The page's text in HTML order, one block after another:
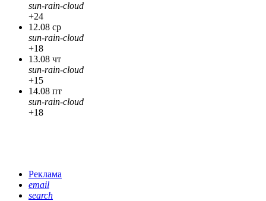
sun-rain-cloud
+24
12.08 ср
sun-rain-cloud
+18
13.08 чт
sun-rain-cloud
+15
14.08 пт
sun-rain-cloud
+18
Реклама
email
search